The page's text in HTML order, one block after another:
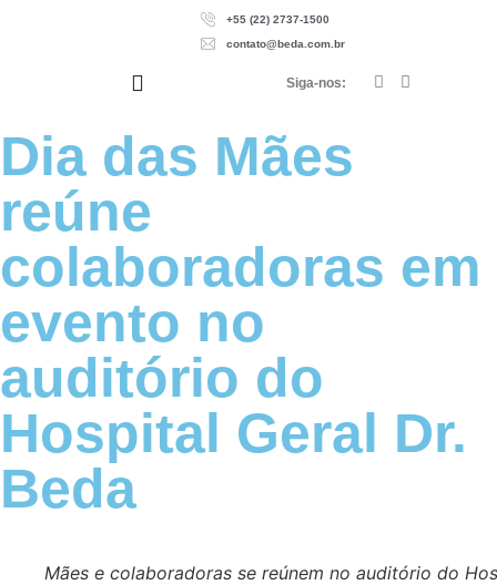
+55 (22) 2737-1500
contato@beda.com.br
Siga-nos:
Dia das Mães
reúne
colaboradoras em
evento no
auditório do
Hospital Geral Dr.
Beda
Mães e colaboradoras se reúnem no auditório do